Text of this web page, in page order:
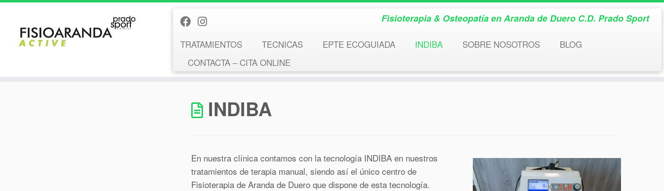
Saltar
contenido
Fisioterapia & Osteopatía en Aranda de Duero C.D. Prado Sport
TRATAMIENTOS TECNICAS EPTE ECOGUIADA INDIBA SOBRE NOSOTROS
BLOG
CONTACTA – CITA ONLINE
INDIBA
En nuestra clínica contamos con la tecnología INDIBA en nuestros
tratamientos de terapia manual, siendo así el único centro de
Fisioterapia de Aranda de Duero que dispone de esta tecnología.